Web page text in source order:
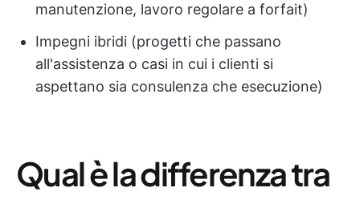
manutenzione, lavoro regolare a forfait)
Impegni ibridi (progetti che passano
all'assistenza o casi in cui i clienti si
aspettano sia consulenza che esecuzione)
Qual è la differenza tra